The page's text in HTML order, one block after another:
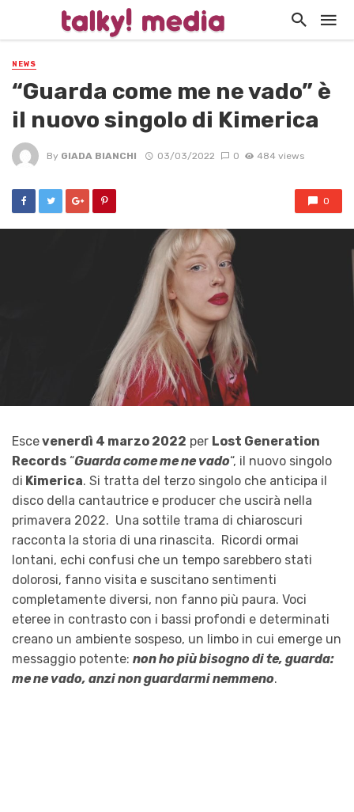
NEWS
“Guarda come me ne vado” è
il nuovo singolo di Kimerica
By GIADA BIANCHI 03/03/2022 0 484 views
0
Escevenerdì 4 marzo 2022 per Lost Generation
Records “Guarda come me ne vado“, il nuovo singolo
di Kimerica. Si tratta del terzo singolo che anticipa il
disco della cantautrice e producer che uscirà nella
primavera 2022. Una sottile trama di chiaroscuri
racconta la storia di una rinascita. Ricordi ormai
lontani, echi confusi che un tempo sarebbero stati
dolorosi, fanno visita e suscitano sentimenti
completamente diversi, non fanno più paura. Voci
eteree in contrasto con i bassi profondi e determinati
creano un ambiente sospeso, un limbo in cui emerge un
messaggio potente: non ho più bisogno di te, guarda:
me ne vado, anzi non guardarmi nemmeno.